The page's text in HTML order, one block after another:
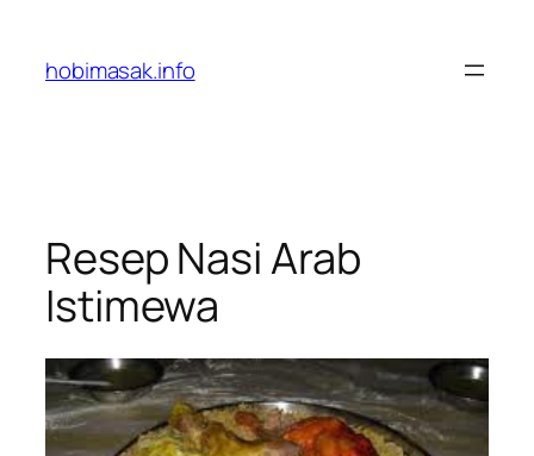
content
hobimasak.info
Resep Nasi Arab
Istimewa